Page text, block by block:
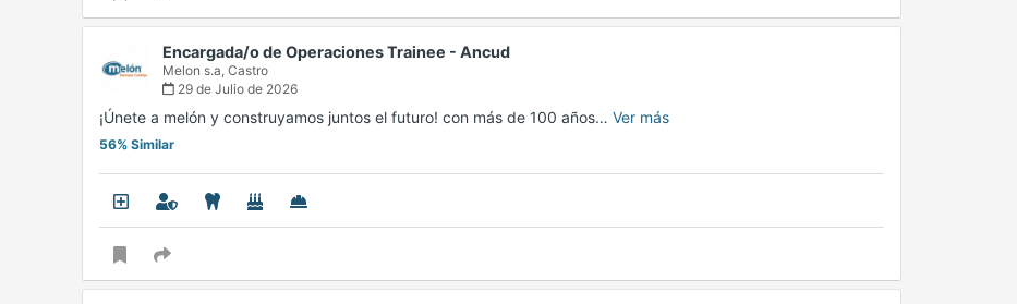
Encargada/o de Operaciones Trainee - Ancud
Melon s.a, Castro
29 de Julio de 2026
¡Únete a melón y construyamos juntos el futuro! con más de 100 años… Ver más
56% Similar